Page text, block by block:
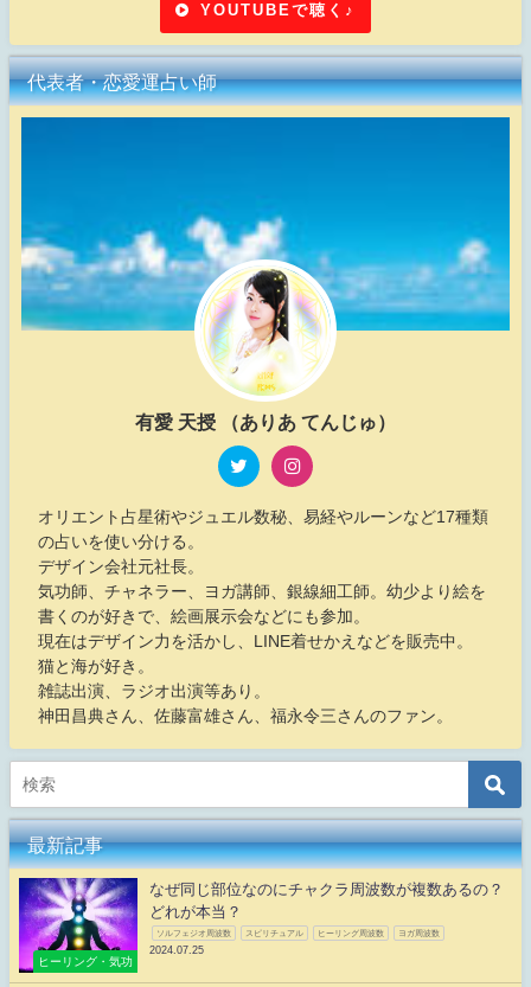
YOUTUBEで聴く♪
代表者・恋愛運占い師
有愛 天授 （ありあ てんじゅ）
オリエント占星術やジュエル数秘、易経やルーンなど17種類
の占いを使い分ける。
デザイン会社元社長。
気功師、チャネラー、ヨガ講師、銀線細工師。幼少より絵を
書くのが好きで、絵画展示会などにも参加。
現在はデザイン力を活かし、LINE着せかえなどを販売中。
猫と海が好き。
雑誌出演、ラジオ出演等あり。
神田昌典さん、佐藤富雄さん、福永令三さんのファン。
最新記事
ヒーリング・気功
なぜ同じ部位なのにチャクラ周波数が複数あるの？
どれが本当？
ソルフェジオ周波数 スピリチュアル ヒーリング周波数 ヨガ周波数
2024.07.25